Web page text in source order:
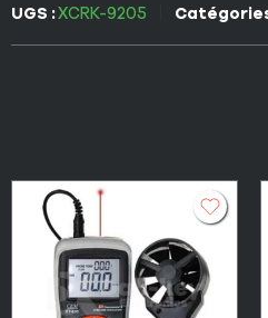
UGS :XCRK-9205